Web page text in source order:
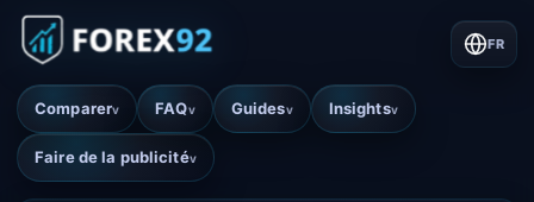
Comparerv FAQv Guidesv Insightsv
Faire de la publicitév
FR